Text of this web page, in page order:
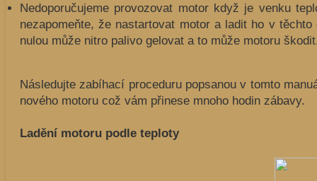
Nedoporučujeme provozovat motor když je venku
nezapomeňte, že nastartovat motor a ladit ho v
nulou může nitro palivo gelovat a to může motoru
Následujte zabíhací proceduru popsanou v tomto
nového motoru což vám přinese mnoho hodin zábavy.
Ladění motoru podle teploty